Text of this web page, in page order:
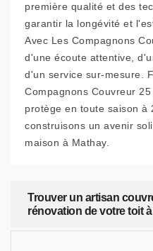
première qualité et des
garantir la longévité et
Avec Les Compagnons
d'une écoute attentive,
d'un service sur-mesure.
Compagnons Couvreur
protège en toute saison à
construisons un avenir
maison à Mathay.
Trouver un artisan
rénovation de votre toit à